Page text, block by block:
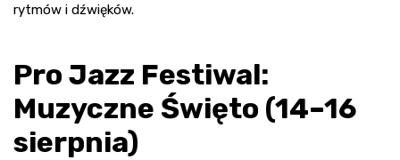
rytmów i dźwięków.
Pro Jazz Festiwal:
Muzyczne Święto (14–16
sierpnia)